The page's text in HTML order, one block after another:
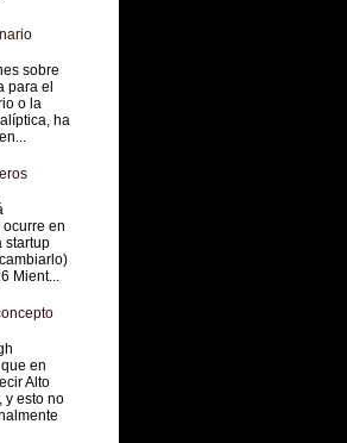
sobre
para el
o la
ha
en
startup
Mient...
en
Alto
y esto no